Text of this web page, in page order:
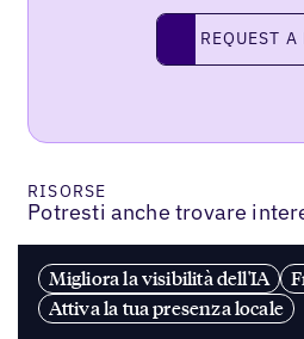
request a demo
REQUEST A
RISORSE
Potresti anche trovare
Migliora la visibilità dell'IA
Attiva la tua presenza locale